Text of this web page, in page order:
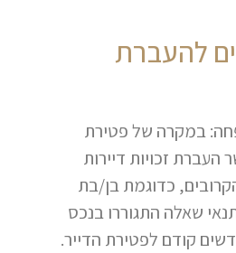
להעברת
במקרה של פטירת
העברת זכויות דיירות
כדוגמת בן/בת
שאלה התגוררו בנכס
קודם לפטירת הדייר.